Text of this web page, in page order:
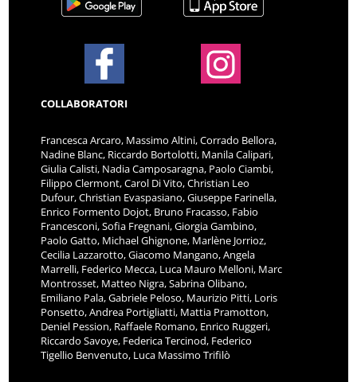
COLLABORATORI
Francesca Arcaro, Massimo Altini, Corrado Bellora,
Nadine Blanc, Riccardo Bortolotti, Manila Calipari,
Giulia Calisti, Nadia Camposaragna, Paolo Ciambi,
Filippo Clermont, Carol Di Vito, Christian Leo
Dufour, Christian Evaspasiano, Giuseppe Farinella,
Enrico Formento Dojot, Bruno Fracasso, Fabio
Francesconi, Sofia Fregnani, Giorgia Gambino,
Paolo Gatto, Michael Ghignone, Marlène Jorrioz,
Cecilia Lazzarotto, Giacomo Mangano, Angela
Marrelli, Federico Mecca, Luca Mauro Melloni, Marc
Montrosset, Matteo Nigra, Sabrina Olibano,
Emiliano Pala, Gabriele Peloso, Maurizio Pitti, Loris
Ponsetto, Andrea Portigliatti, Mattia Pramotton,
Deniel Pession, Raffaele Romano, Enrico Ruggeri,
Riccardo Savoye, Federica Tercinod, Federico
Tigellio Benvenuto, Luca Massimo Trifilò